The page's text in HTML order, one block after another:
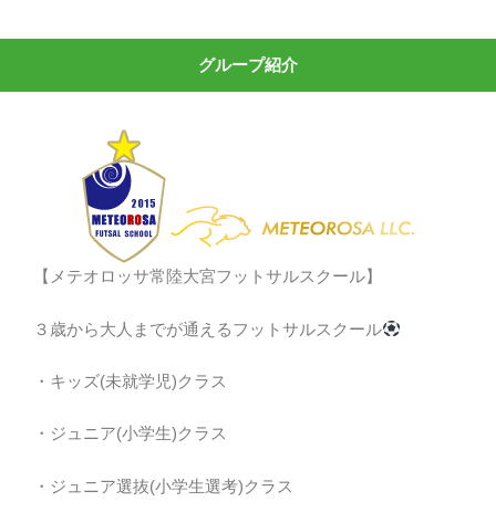
グループ紹介
【メテオロッサ常陸大宮フットサルスクール】
３歳から大人までが通えるフットサルスクール
・キッズ(未就学児)クラス
・ジュニア(小学生)クラス
・ジュニア選抜(小学生選考)クラス